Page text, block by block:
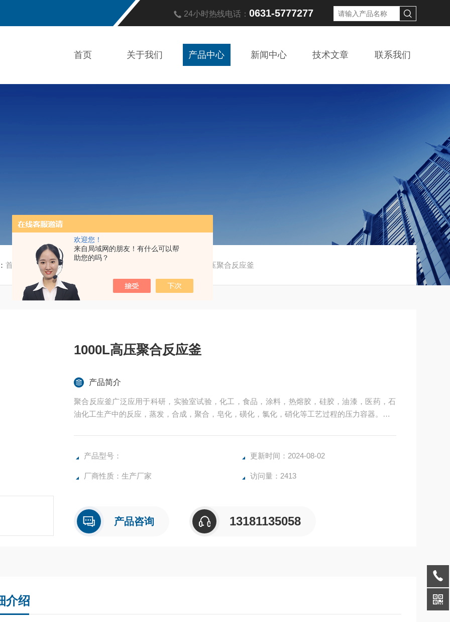
欢迎您！
来自局域网的朋友！有什么可以帮
助您的吗？
24小时热线电话： 0631-5777277
首页 关于我们 产品中心 新闻中心 技术文章 联系我们
首页 产品中心/ / 1000L高压聚合反应釜
1000L高压聚合反应釜
产品简介
聚合反应釜广泛应用于科研，实验室试验，化工，食品，涂料，热熔胶，硅胶，油漆，医药，石
油化工生产中的反应，蒸发，合成，聚合，皂化，磺化，氯化，硝化等工艺过程的压力容器。
产品型号：
更新时间：2024-08-02
厂商性质：生产厂家 访问量：2413
产品咨询 13181135058
介绍